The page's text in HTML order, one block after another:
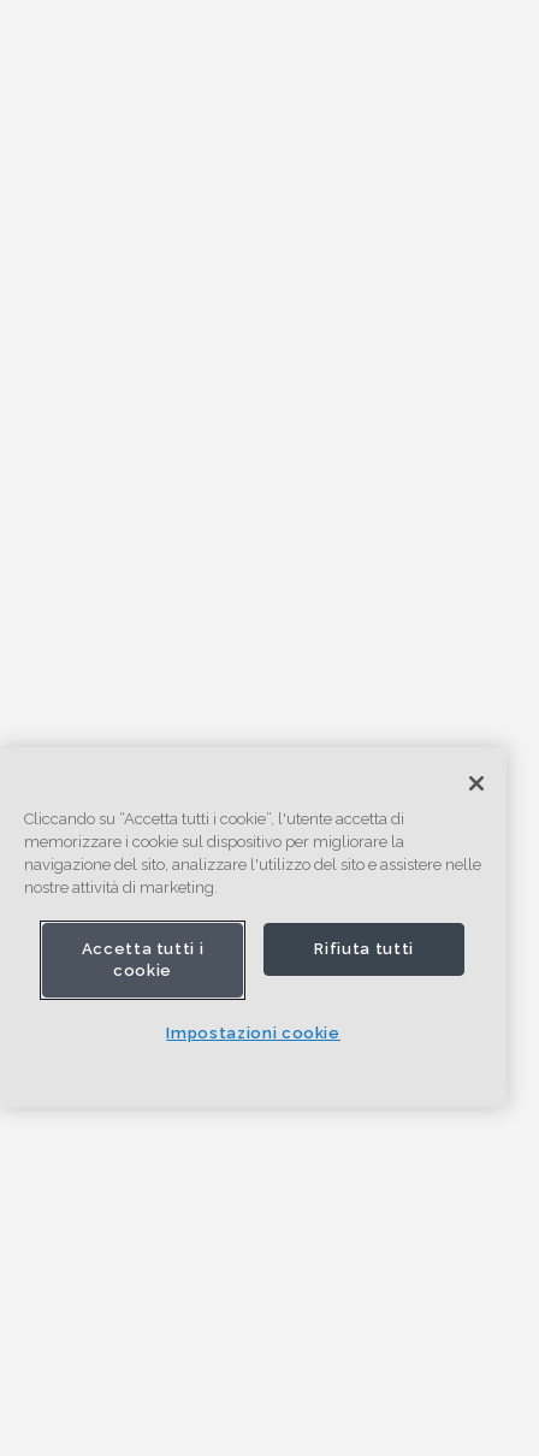
Cliccando su “Accetta tutti i cookie”, l'utente accetta di
memorizzare i cookie sul dispositivo per migliorare la
navigazione del sito, analizzare l'utilizzo del sito e assistere nelle
nostre attività di marketing.
Accetta tutti i
cookie
Rifiuta tutti
Impostazioni cookie